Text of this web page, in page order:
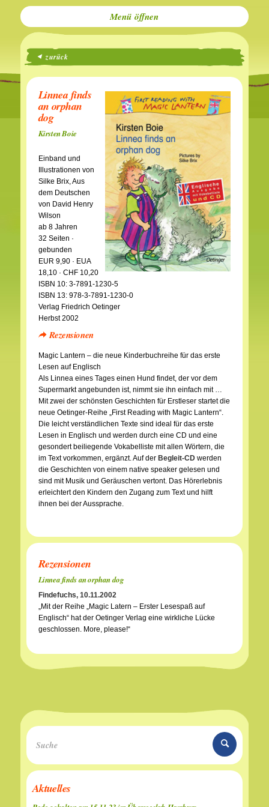
Menü
zurück
Linnea finds
an orphan
dog
Kirsten Boie
Einband und
Illustrationen von
Silke Brix, Aus
dem Deutschen
von David Henry
Wilson
ab 8 Jahren
32 Seiten ·
gebunden
EUR 9,90 · EUA
18,10 · CHF 10,20
ISBN 10: 3-7891-1230-5
ISBN 13: 978-3-7891-1230-0
Verlag Friedrich Oetinger
Herbst 2002
Rezensionen
Magic Lantern – die neue Kinderbuchreihe für das erste
Lesen auf Englisch
Als Linnea eines Tages einen Hund findet, der vor dem
Supermarkt angebunden ist, nimmt sie ihn einfach mit …
Mit zwei der schönsten Geschichten für Erstleser startet die
neue Oetinger-Reihe „First Reading with Magic Lantern“.
Die leicht verständlichen Texte sind ideal für das erste
Lesen in Englisch und werden durch eine CD und eine
gesondert beiliegende Vokabelliste mit allen Wörtern, die
im Text vorkommen, ergänzt. Auf der Begleit-CDwerden
die Geschichten von einem native speaker gelesen und
sind mit Musik und Geräuschen vertont. Das Hörerlebnis
erleichtert den Kindern den Zugang zum Text und hilft
ihnen bei der Aussprache.
Rezensionen
Linnea finds an orphan dog
Findefuchs, 10.11.2002
„Mit der Reihe „Magic Latern – Erster Lesespaß auf
Englisch“ hat der Oetinger Verlag eine wirkliche Lücke
geschlossen. More, please!“
Aktuelles